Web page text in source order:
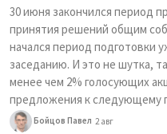
30 июня закончился период
принятия решений общим
начался период подготовки
заседанию. И это не шутка,
менее чем 2% голосующих
предложения к следующему
Бойцов Павел 2 авг